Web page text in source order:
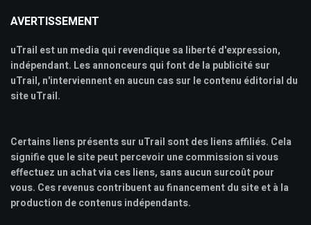
AVERTISSEMENT
uTrail est un media qui revendique sa liberté d'expression,
indépendant. Les annonceurs qui font de la publicité sur
uTrail, n'interviennent en aucun cas sur le contenu éditorial du
site uTrail.
Certains liens présents sur uTrail sont des liens affiliés. Cela
signifie que le site peut percevoir une commission si vous
effectuez un achat via ces liens, sans aucun surcoût pour
vous. Ces revenus contribuent au financement du site et à la
production de contenus indépendants.